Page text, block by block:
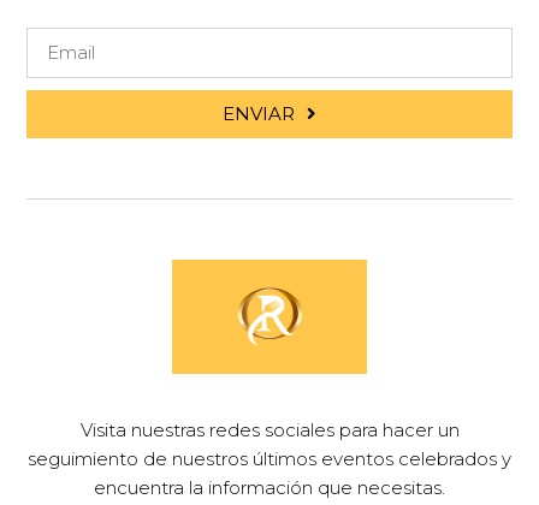
ENVIAR
Visita nuestras redes sociales para hacer un
seguimiento de nuestros últimos eventos celebrados y
encuentra la información que necesitas.